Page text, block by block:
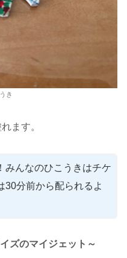
き
ます。
みんなのひこうきはチケ
30分前から配られるよ
ズのマイジェット～